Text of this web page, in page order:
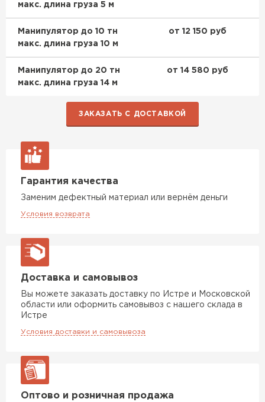
макс. длина груза 5 м
Манипулятор до 10 тн
макс. длина груза 10 м
от 12 150 руб
Манипулятор до 20 тн
макс. длина груза 14 м
от 14 580 руб
ЗАКАЗАТЬ С ДОСТАВКОЙ
Гарантия качества
Заменим дефектный материал или вернём деньги
Условия возврата
Доставка и самовывоз
Вы можете заказать доставку по Истре и Московской
области или оформить самовывоз с нашего склада в
Истре
Условия доставки и самовывоза
Оптово и розничная продажа
Утеплитель Isoroc
Утеплитель Isover
ПЕРЕЙТИ
Утеплитель Rockwool